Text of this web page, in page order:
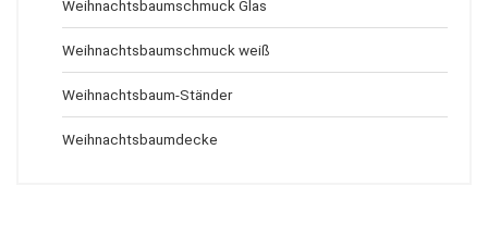
Weihnachtsbaumschmuck Glas
Weihnachtsbaumschmuck weiß
Weihnachtsbaum-Ständer
Weihnachtsbaumdecke